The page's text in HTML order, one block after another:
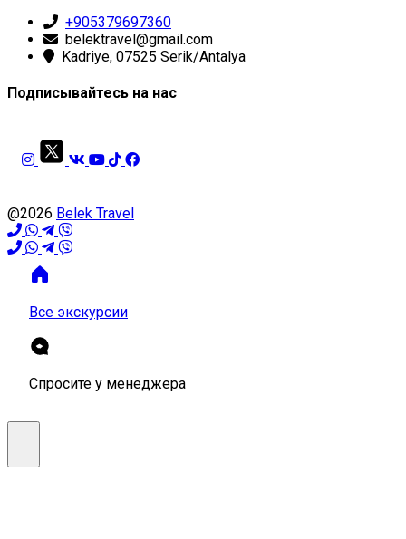
+905379697360
belektravel@gmail.com
Kadriye, 07525 Serik/Antalya
Подписывайтесь на нас
@2026 Belek Travel
Все экскурсии
Спросите у менеджера